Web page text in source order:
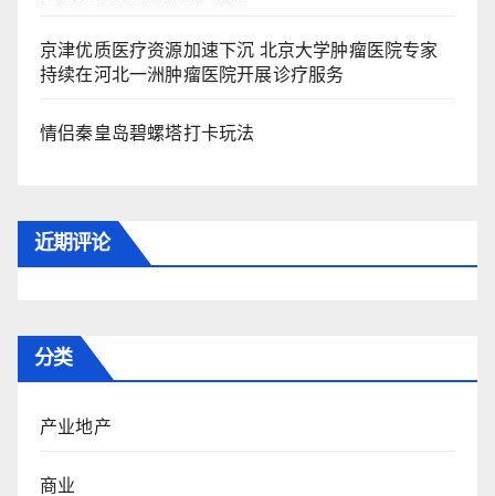
京津优质医疗资源加速下沉 北京大学肿瘤医院专家
持续在河北一洲肿瘤医院开展诊疗服务
情侣秦皇岛碧螺塔打卡玩法
近期评论
分类
产业地产
商业